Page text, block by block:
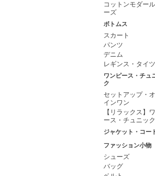
コットンモダー
ーズ
ボトムス
スカート
パンツ
デニム
レギンス・タイツ
ワンピース・チュ
ク
セットアップ・
インワン
【リラックス】
ース・チュニック
ジャケット・コー
ファッション小物
シューズ
バッグ